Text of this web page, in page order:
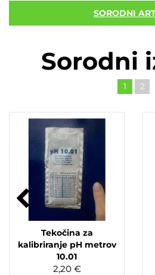
SORODNI
Sorodni
1 2
Tekočina za
kalibriranje pH metrov
10.01
2,20 €